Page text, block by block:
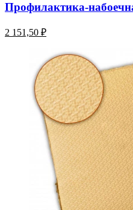
Профилактика-
2 151,50 ₽